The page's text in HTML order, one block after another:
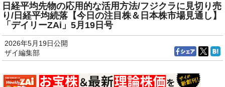
日経平均先物の応用的な活用方法/フジクラに見切り売
り/日経平均続落【今日の注目株＆日本株市場見通し】
「デイリーZAi」5月19日号
2026年5月19日公開
ザイ編集部